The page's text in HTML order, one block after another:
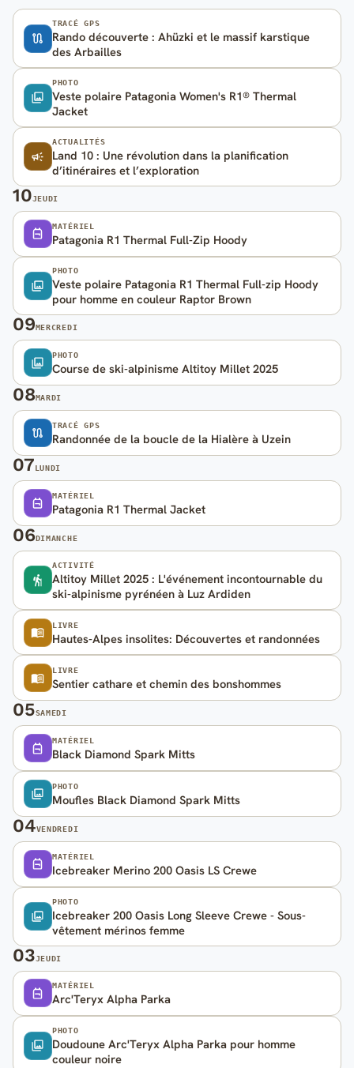
TRACÉ GPS
Rando découverte : Ahüzki et le massif karstique
des Arbailles
PHOTO
Veste polaire Patagonia Women's R1® Thermal
Jacket
ACTUALITÉS
Land 10 : Une révolution dans la planification
d’itinéraires et l’exploration
10JEUDI
MATÉRIEL
Patagonia R1 Thermal Full-Zip Hoody
PHOTO
Veste polaire Patagonia R1 Thermal Full-zip Hoody
pour homme en couleur Raptor Brown
09MERCREDI
PHOTO
Course de ski-alpinisme Altitoy Millet 2025
08MARDI
TRACÉ GPS
Randonnée de la boucle de la Hialère à Uzein
07LUNDI
MATÉRIEL
Patagonia R1 Thermal Jacket
06DIMANCHE
ACTIVITÉ
Altitoy Millet 2025 : L'événement incontournable du
ski-alpinisme pyrénéen à Luz Ardiden
LIVRE
Hautes-Alpes insolites: Découvertes et randonnées
LIVRE
Sentier cathare et chemin des bonshommes
05SAMEDI
MATÉRIEL
Black Diamond Spark Mitts
PHOTO
Moufles Black Diamond Spark Mitts
04VENDREDI
MATÉRIEL
Icebreaker Merino 200 Oasis LS Crewe
PHOTO
Icebreaker 200 Oasis Long Sleeve Crewe - Sous-
vêtement mérinos femme
03JEUDI
MATÉRIEL
Arc'Teryx Alpha Parka
PHOTO
Doudoune Arc'Teryx Alpha Parka pour homme
couleur noire